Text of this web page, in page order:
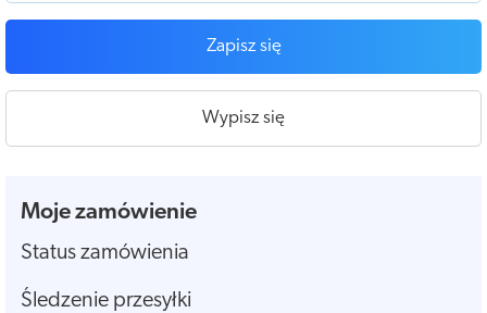
Zapisz się
Wypisz się
Moje zamówienie
Status zamówienia
Śledzenie przesyłki